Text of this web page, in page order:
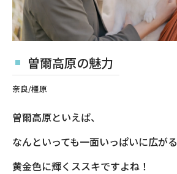
曽爾高原の魅力
奈良/橿原
曽爾高原といえば、
なんといっても一面いっぱいに広がる
黄金色に輝くススキですよね！